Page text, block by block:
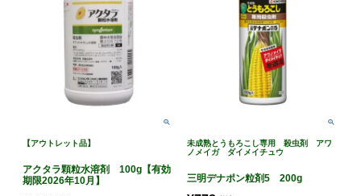
【アウトレット品】
アクタラ顆粒水溶剤 100g【有効
期限2026年10月】
未成熟とうもろこし専用 殺虫剤 アワ
ノメイガ ダイメイチュウ
三明デナポン粒剤5 200g